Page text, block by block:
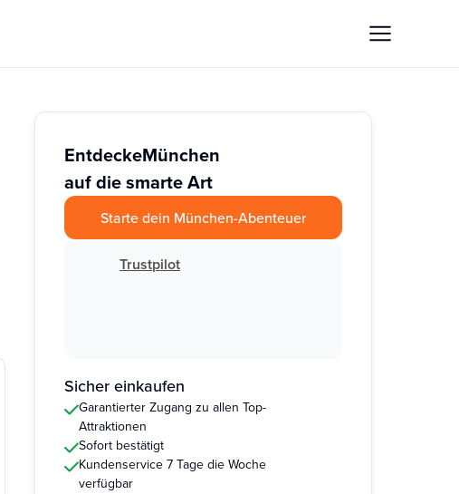
EntdeckeMünchen
auf die smarte Art
Starte dein München-Abenteuer
Trustpilot
Sicher einkaufen
Garantierter Zugang zu allen Top-
Attraktionen
Sofort bestätigt
Kundenservice 7 Tage die Woche
verfügbar